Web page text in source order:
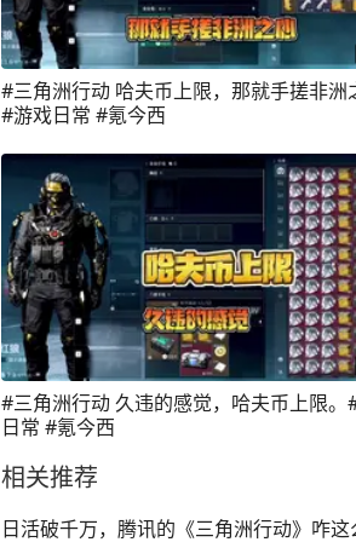
#三角洲行动 哈夫币上限，那就手搓非洲
#游戏日常 #氪今西
#三角洲行动 久违的感觉，哈夫币上限。
日常 #氪今西
相关推荐
日活破千万，腾讯的《三角洲行动》咋